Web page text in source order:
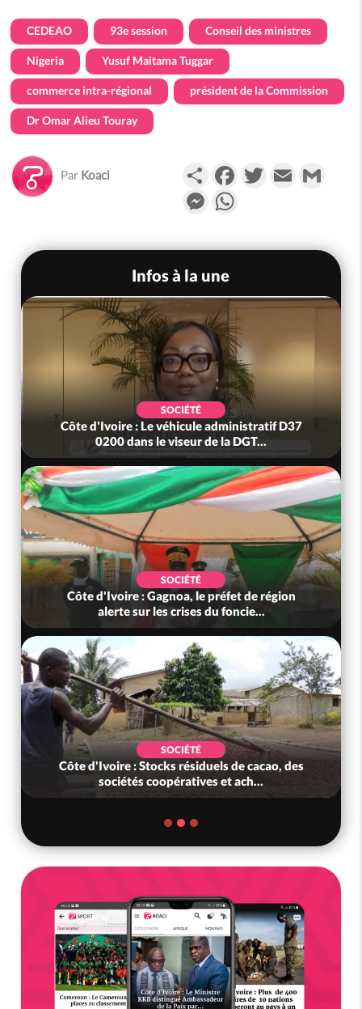
CEDEAO 93e session Conseil des ministres
Nigeria Yusuf Maitama Tuggar
commerce intra-régional président de la Commission
Dr Omar Alieu Touray
Par Koaci PartagerFacebookTwitterEmail
Messenger
Infos à la une
SOCIÉTÉ
Côte d'Ivoire : Le véhicule administratif D37
0200 dans le viseur de la DGT...
SOCIÉTÉ
Côte d'Ivoire : Gagnoa, le préfet de région
alerte sur les crises du foncie...
SOCIÉTÉ
Côte d'Ivoire : Stocks résiduels de cacao, des
sociétés coopératives et ach...